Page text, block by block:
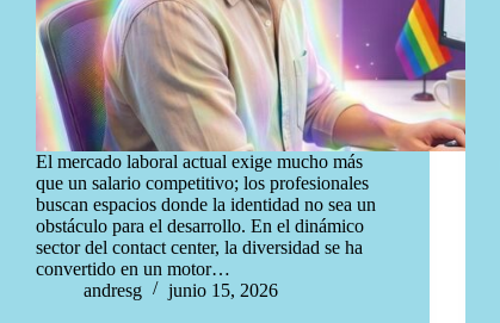
El mercado laboral actual exige mucho más
que un salario competitivo; los profesionales
buscan espacios donde la identidad no sea un
obstáculo para el desarrollo. En el dinámico
sector del contact center, la diversidad se ha
convertido en un motor…
andresg
junio 15, 2026